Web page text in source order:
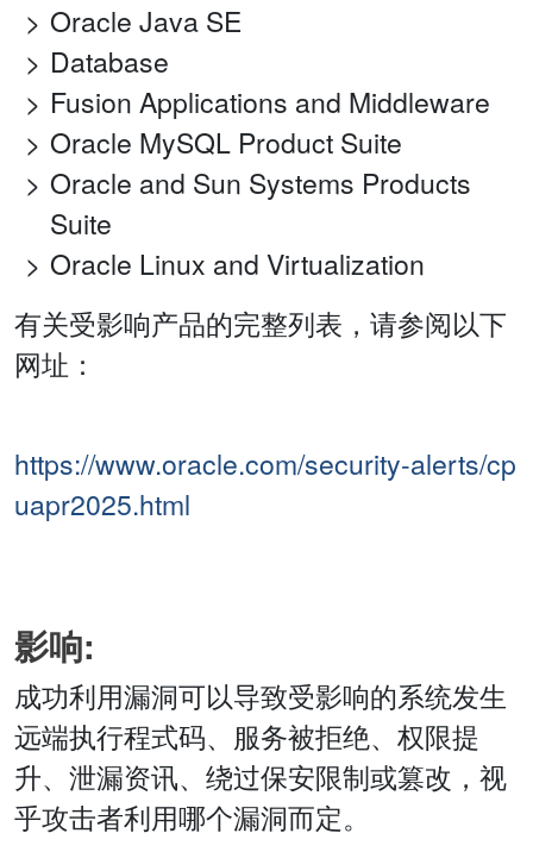
Oracle Java SE
Database
Fusion Applications and Middleware
Oracle MySQL Product Suite
Oracle and Sun Systems Products
Suite
Oracle Linux and Virtualization
有关受影响产品的完整列表，请参阅以下
网址：
https://www.oracle.com/security-alerts/cp
uapr2025.html
影响:
成功利用漏洞可以导致受影响的系统发生
远端执行程式码、服务被拒绝、权限提
升、泄漏资讯、绕过保安限制或篡改，视
乎攻击者利用哪个漏洞而定。